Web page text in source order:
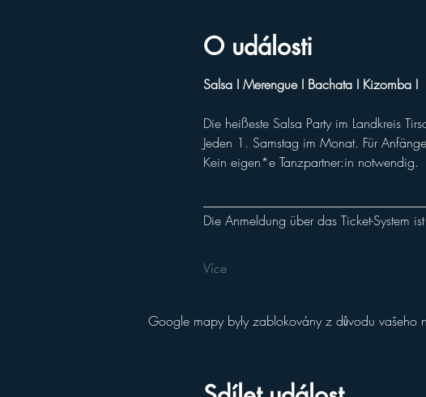
O události
Salsa I Merengue I Bachata I Kizomba
Die heißeste Salsa Party im Landkreis
Jeden 1. Samstag im Monat. Für
Kein eigen*e Tanzpartner:in notwendig.
Die Anmeldung über das Ticket-System
Více
Google mapy byly zablokovány z důvodu vašeho